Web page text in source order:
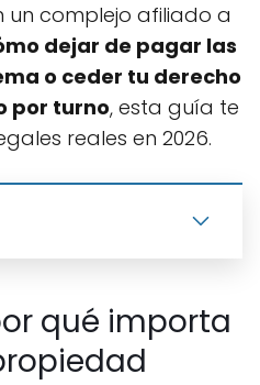
un complejo afiliado a
dejar de pagar las
o ceder tu derecho
por turno, esta guía te
reales en 2026.
qué importa